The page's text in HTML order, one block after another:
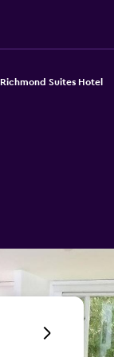
Richmond Suites Hotel